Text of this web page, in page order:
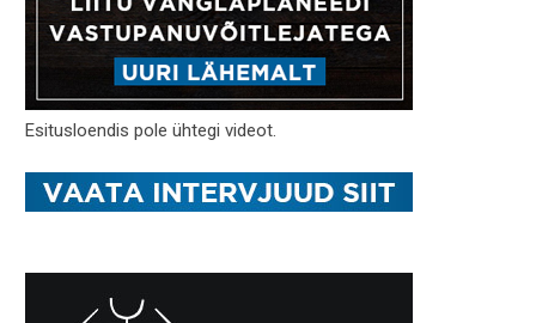
Esitusloendis pole ühtegi videot.